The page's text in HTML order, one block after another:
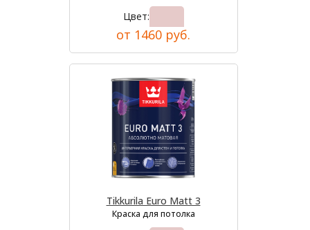
Цвет:
от 1460 руб.
Tikkurila Euro Matt 3
Краска для потолка